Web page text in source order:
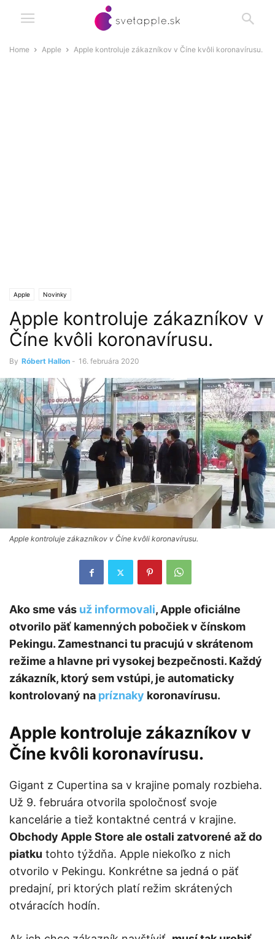
Home Apple Apple kontroluje zákazníkov v Číne kvôli koronavírusu.
Apple Novinky
Apple kontroluje zákazníkov v
Číne kvôli koronavírusu.
By Róbert Hallon - 16. februára 2020
Apple kontroluje zákazníkov v Číne kvôli koronavírusu.
Ako sme vás už informovali, Apple oficiálne
otvorilo päť kamenných pobočiek v čínskom
Pekingu. Zamestnanci tu pracujú v skrátenom
režime a hlavne pri vysokej bezpečnosti. Každý
zákazník, ktorý sem vstúpi, je automaticky
kontrolovaný na príznaky koronavírusu.
Apple kontroluje zákazníkov v
Číne kvôli koronavírusu.
Gigant z Cupertina sa v krajine pomaly rozbieha.
Už 9. februára otvorila spoločnosť svoje
kancelárie a tiež kontaktné centrá v krajine.
Obchody Apple Store ale ostali zatvorené až do
piatku tohto týždňa. Apple niekoľko z nich
otvorilo v Pekingu. Konkrétne sa jedná o päť
predajní, pri ktorých platí režim skrátených
otváracích hodín.